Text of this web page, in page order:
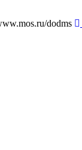
dodms